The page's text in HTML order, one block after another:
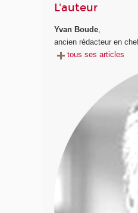
L'auteur
Yvan Boude,
ancien rédacteur en
tous ses articles